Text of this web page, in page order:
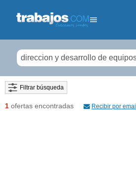
Filtrar búsqueda
1 ofertas encontradas Recibir por email